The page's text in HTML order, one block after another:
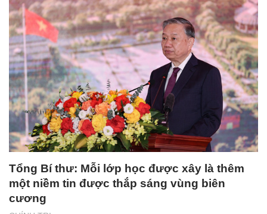
Tổng Bí thư: Mỗi lớp học được xây là thêm
một niềm tin được thắp sáng vùng biên
cương